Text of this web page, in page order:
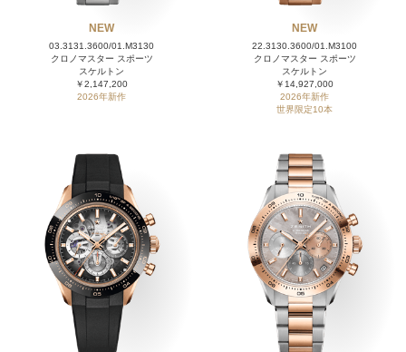
NEW
03.3131.3600/01.M3130
クロノマスター スポーツ
スケルトン
￥2,147,200
2026年新作
NEW
22.3130.3600/01.M3100
クロノマスター スポーツ
スケルトン
￥14,927,000
2026年新作
世界限定10本